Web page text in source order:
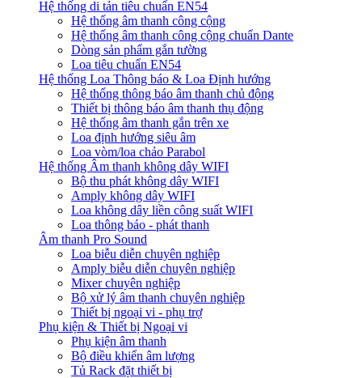
Hệ thống di tản tiêu chuẩn EN54
Hệ thống âm thanh công cộng
Hệ thống âm thanh công cộng chuẩn Dante
Dòng sản phẩm gắn tường
Loa tiêu chuẩn EN54
Hệ thống Loa Thông báo & Loa Định hướng
Hệ thống thông báo âm thanh chủ động
Thiết bị thông báo âm thanh thụ động
Hệ thống âm thanh gắn trên xe
Loa định hướng siêu âm
Loa vòm/loa chảo Parabol
Hệ thống Âm thanh không dây WIFI
Bộ thu phát không dây WIFI
Amply không dây WIFI
Loa không dây liền công suất WIFI
Loa thông báo - phát thanh
Âm thanh Pro Sound
Loa biễu diễn chuyên nghiệp
Amply biễu diễn chuyên nghiệp
Mixer chuyên nghiệp
Bộ xử lý âm thanh chuyên nghiệp
Thiết bị ngoại vi - phụ trợ
Phụ kiện & Thiết bị Ngoại vi
Phụ kiện âm thanh
Bộ điều khiển âm lượng
Tủ Rack đặt thiết bị